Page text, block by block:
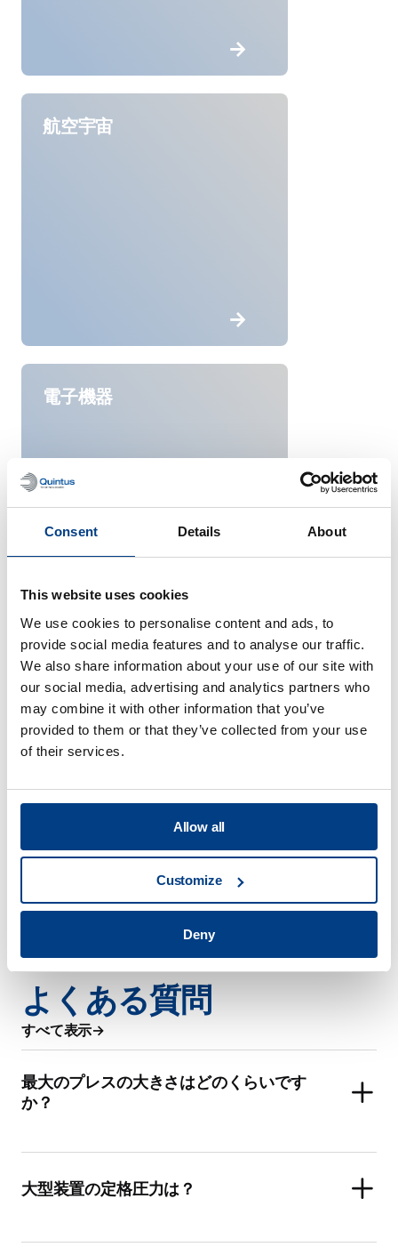
Consent Details About
This website uses cookies
We use cookies to personalise content and ads, to
provide social media features and to analyse our traffic.
We also share information about your use of our site with
our social media, advertising and analytics partners who
may combine it with other information that you’ve
provided to them or that they’ve collected from your use
of their services.
Allow all
Customize
Deny
航空宇宙
電子機器
サービスプロバイダー
よくある質問
すべて表示
最大のプレスの大きさはどのくらいです
か？
大型装置の定格圧力は？